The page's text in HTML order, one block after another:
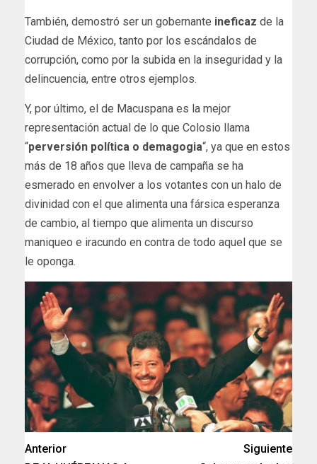
También, demostró ser un gobernante ineficaz de la
Ciudad de México, tanto por los escándalos de
corrupción, como por la subida en la inseguridad y la
delincuencia, entre otros ejemplos.
Y, por último, el de Macuspana es la mejor
representación actual de lo que Colosio llama
“perversión política o demagogia“, ya que en estos
más de 18 años que lleva de campaña se ha
esmerado en envolver a los votantes con un halo de
divinidad con el que alimenta una fársica esperanza
de cambio, al tiempo que alimenta un discurso
maniqueo e iracundo en contra de todo aquel que se
le oponga.
Anterior
Siguiente